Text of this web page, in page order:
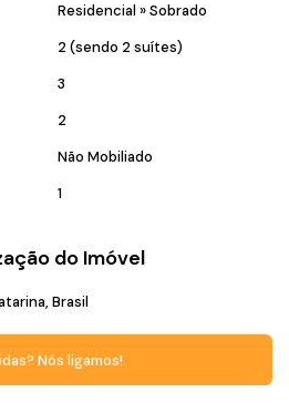
Residencial »Sobrado
2 (sendo 2 suítes)
3
2
Não Mobiliado
1
do Imóvel
Brasil
Nós ligamos!